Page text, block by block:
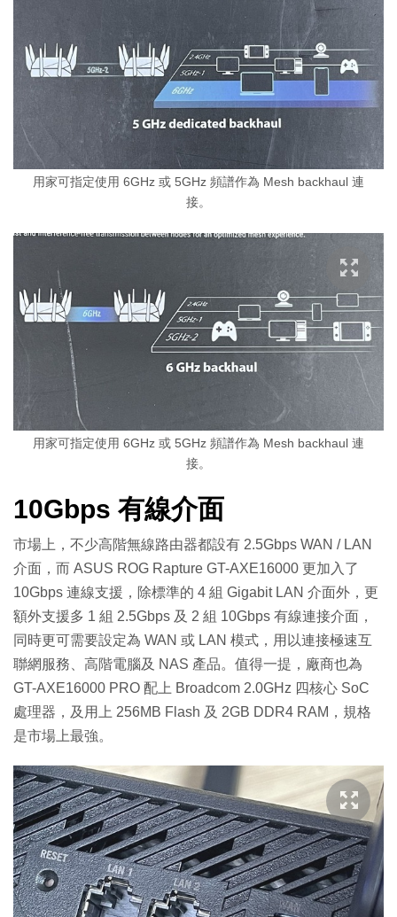
用家可指定使用 6GHz 或 5GHz 頻譜作為 Mesh backhaul 連
接。
用家可指定使用 6GHz 或 5GHz 頻譜作為 Mesh backhaul 連
接。
10Gbps 有線介面
市場上，不少高階無線路由器都設有 2.5Gbps WAN / LAN
介面，而 ASUS ROG Rapture GT-AXE16000 更加入了
10Gbps 連線支援，除標準的 4 組 Gigabit LAN 介面外，更
額外支援多 1 組 2.5Gbps 及 2 組 10Gbps 有線連接介面，
同時更可需要設定為 WAN 或 LAN 模式，用以連接極速互
聯網服務、高階電腦及 NAS 產品。值得一提，廠商也為
GT-AXE16000 PRO 配上 Broadcom 2.0GHz 四核心 SoC
處理器，及用上 256MB Flash 及 2GB DDR4 RAM，規格
是市場上最強。